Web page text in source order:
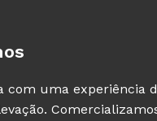
com uma experiência